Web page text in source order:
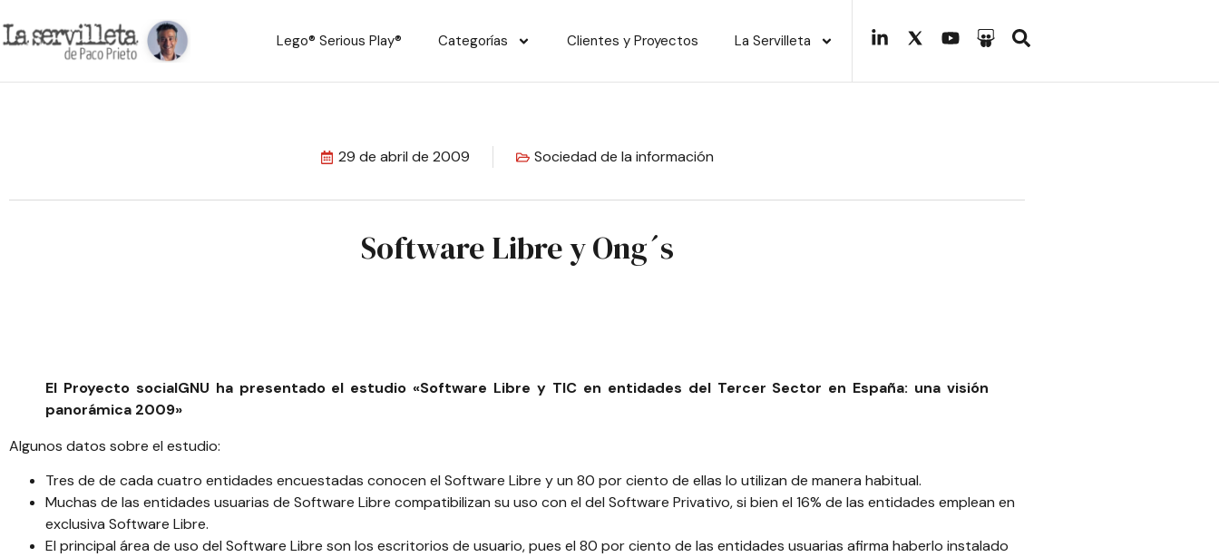
Lego® Serious Play® Categorías Clientes y Proyectos La Servilleta
29 de abril de 2009 Sociedad de la información
Software Libre y Ong´s
El Proyecto socialGNU ha presentado el estudio «Software Libre y TIC en entidades del Tercer Sector en España: una visión
panorámica 2009»
Algunos datos sobre el estudio:
Tres de de cada cuatro entidades encuestadas conocen el Software Libre y un 80 por ciento de ellas lo utilizan de manera habitual.
Muchas de las entidades usuarias de Software Libre compatibilizan su uso con el del Software Privativo, si bien el 16% de las entidades emplean en
exclusiva Software Libre.
El principal área de uso del Software Libre son los escritorios de usuario, pues el 80 por ciento de las entidades usuarias afirma haberlo instalado